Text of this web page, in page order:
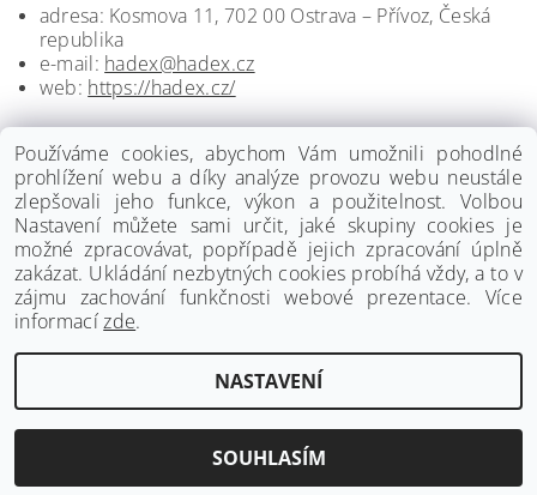
adresa: Kosmova 11, 702 00 Ostrava – Přívoz, Česká
republika
e-mail: hadex@hadex.cz
web: https://hadex.cz/
www.palmat.cz
2026 ©Palmat.cz, všechna práva vyhrazenaUpravit nastavení cookies
Vytvořil Shoptet
Používáme cookies, abychom Vám umožnili pohodlné
prohlížení webu a díky analýze provozu webu neustále
zlepšovali jeho funkce, výkon a použitelnost. Volbou
Nastavení můžete sami určit, jaké skupiny cookies je
možné zpracovávat, popřípadě jejich zpracování úplně
zakázat. Ukládání nezbytných cookies probíhá vždy, a to v
zájmu zachování funkčnosti webové prezentace. Více
informacízde.
NASTAVENÍ
SOUHLASÍM